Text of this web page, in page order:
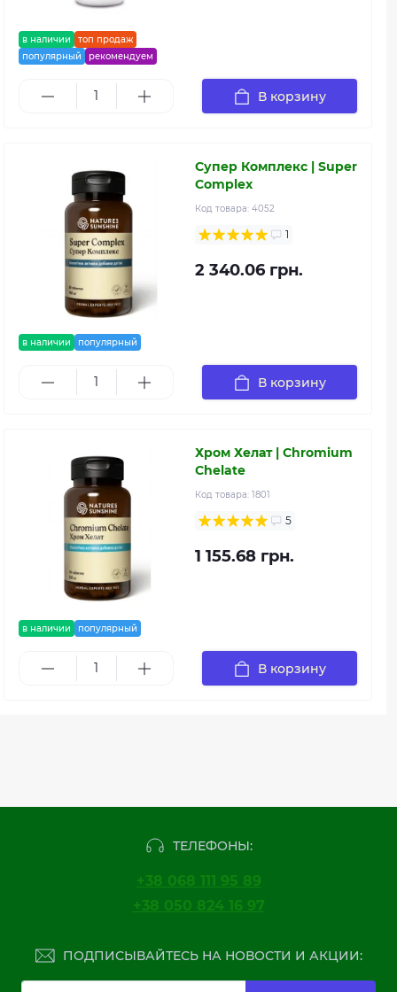
в наличии
топ продаж
популярный
рекомендуем
В корзину
в наличии популярный
Супер Комплекс | Super
Complex
Код товара: 4052
1
2 340.06 грн.
В корзину
в наличии популярный
Хром Хелат | Chromium
Chelate
Код товара: 1801
5
1 155.68 грн.
В корзину
ТЕЛЕФОНЫ:
+38 068 111 95 89
+38 050 824 16 97
ПОДПИСЫВАЙТЕСЬ НА НОВОСТИ И АКЦИИ: